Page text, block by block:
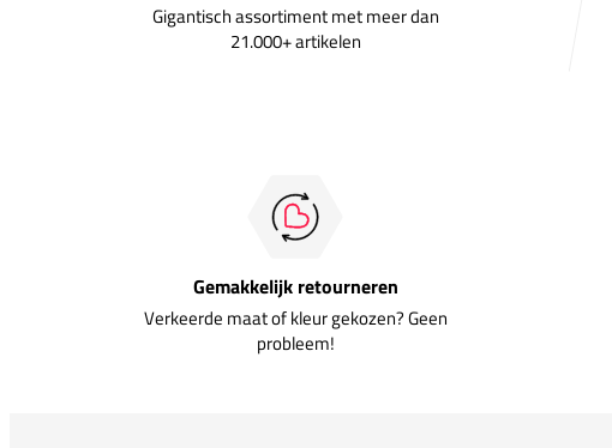
Gigantisch assortiment met meer dan
21.000+ artikelen
Gemakkelijk retourneren
Verkeerde maat of kleur gekozen? Geen
probleem!